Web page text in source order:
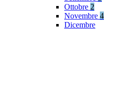
Ottobre 2
Novembre 4
Dicembre